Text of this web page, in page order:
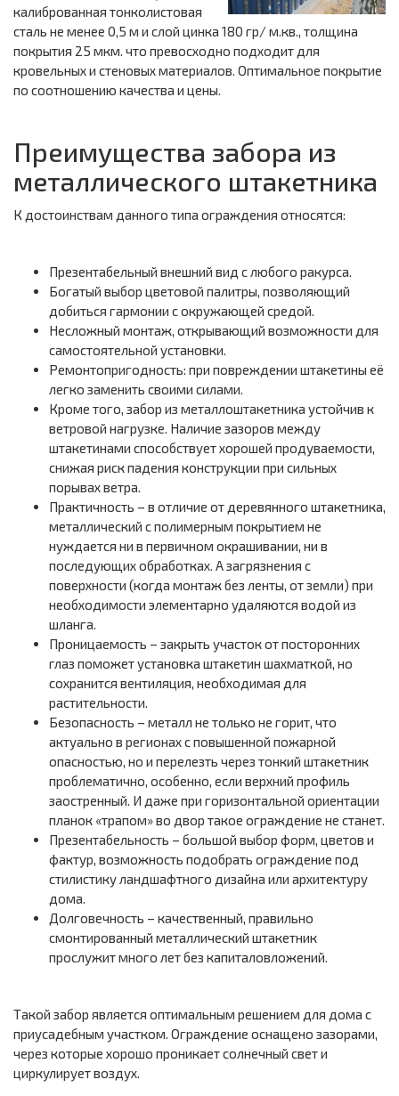
калиброванная тонколистовая
сталь не менее 0,5 м и слой цинка 180 гр/ м.кв., толщина
покрытия 25 мкм. что превосходно подходит для
кровельных и стеновых материалов. Оптимальное покрытие
по соотношению качества и цены.
Преимущества забора из
металлического штакетника
К достоинствам данного типа ограждения относятся:
Презентабельный внешний вид с любого ракурса.
Богатый выбор цветовой палитры, позволяющий
добиться гармонии с окружающей средой.
Несложный монтаж, открывающий возможности для
самостоятельной установки.
Ремонтопригодность: при повреждении штакетины её
легко заменить своими силами.
Кроме того, забор из металлоштакетника устойчив к
ветровой нагрузке. Наличие зазоров между
штакетинами способствует хорошей продуваемости,
снижая риск падения конструкции при сильных
порывах ветра.
Практичность – в отличие от деревянного штакетника,
металлический с полимерным покрытием не
нуждается ни в первичном окрашивании, ни в
последующих обработках. А загрязнения с
поверхности (когда монтаж без ленты, от земли) при
необходимости элементарно удаляются водой из
шланга.
Проницаемость – закрыть участок от посторонних
глаз поможет установка штакетин шахматкой, но
сохранится вентиляция, необходимая для
растительности.
Безопасность – металл не только не горит, что
актуально в регионах с повышенной пожарной
опасностью, но и перелезть через тонкий штакетник
проблематично, особенно, если верхний профиль
заостренный. И даже при горизонтальной ориентации
планок «трапом» во двор такое ограждение не станет.
Презентабельность – большой выбор форм, цветов и
фактур, возможность подобрать ограждение под
стилистику ландшафтного дизайна или архитектуру
дома.
Долговечность – качественный, правильно
смонтированный металлический штакетник
прослужит много лет без капиталовложений.
Такой забор является оптимальным решением для дома с
приусадебным участком. Ограждение оснащено зазорами,
через которые хорошо проникает солнечный свет и
циркулирует воздух.